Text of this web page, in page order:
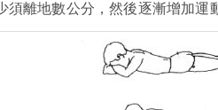
須離地數公分，然後逐漸增加運